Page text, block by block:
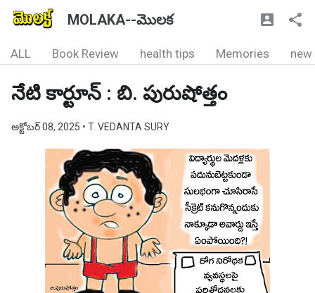
MOLAKA--మొలక
ALL Book Review health tips Memories new
నేటి కార్టూన్ : బి. పురుషోత్తం
అక్టోబర్ 08, 2025 • T. VEDANTA SURY